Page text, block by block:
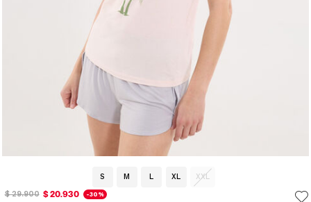
S M L XL
XXL
$ 29.900 $ 20.930 -30%